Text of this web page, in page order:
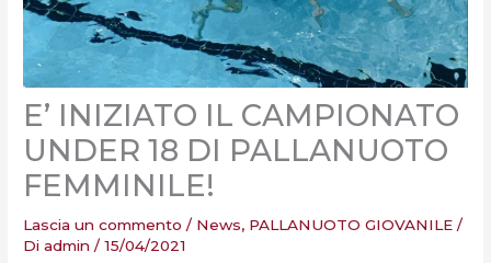
E’ INIZIATO IL CAMPIONATO
UNDER 18 DI PALLANUOTO
FEMMINILE!
Lascia un commento / News, PALLANUOTO GIOVANILE /
Diadmin/15/04/2021